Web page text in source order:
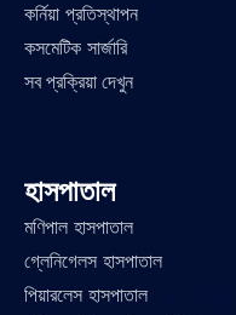
কর্নিয়া প্রতিস্থাপন
কসমেটিক সার্জারি
সব প্রক্রিয়া দেখুন
হাসপাতাল
মণিপাল হাসপাতাল
গ্লেনিগেলস হাসপাতাল
পিয়ারলেস হাসপাতাল